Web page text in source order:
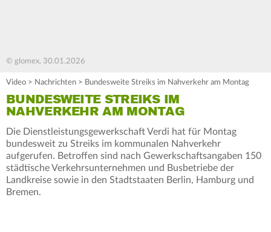
© glomex, 30.01.2026
Video > Nachrichten > Bundesweite Streiks im Nahverkehr am Montag
BUNDESWEITE STREIKS IM
NAHVERKEHR AM MONTAG
Die Dienstleistungsgewerkschaft Verdi hat für Montag
bundesweit zu Streiks im kommunalen Nahverkehr
aufgerufen. Betroffen sind nach Gewerkschaftsangaben 150
städtische Verkehrsunternehmen und Busbetriebe der
Landkreise sowie in den Stadtstaaten Berlin, Hamburg und
Bremen.